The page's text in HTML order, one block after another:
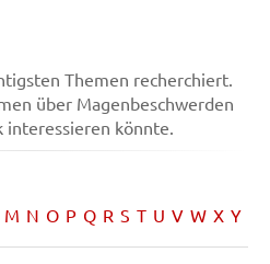
Themen recherchiert.
über Magenbeschwerden
interessieren könnte.
M N O P Q R S T U V W X Y